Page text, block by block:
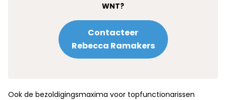
WNT?
Contacteer
Rebecca Ramakers
Ook de bezoldigingsmaxima voor topfunctionarissen